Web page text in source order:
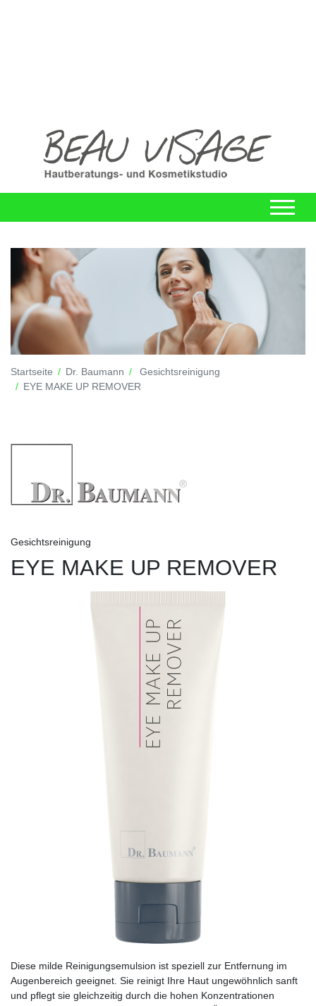
Startseite Dr. Baumann
Gesichtsreinigung
EYE MAKE UP REMOVER
Gesichtsreinigung
EYE MAKE UP REMOVER
Diese milde Reinigungsemulsion ist speziell zur Entfernung im
Augenbereich geeignet. Sie reinigt Ihre Haut ungewöhnlich sanft
und pflegt sie gleichzeitig durch die hohen Konzentrationen